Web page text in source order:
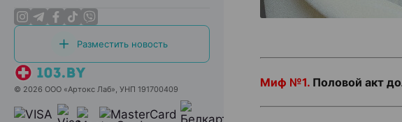
Разместить новость
© 2026 ООО «Артокс Лаб», УНП 191700409 Миф №1. Половой акт